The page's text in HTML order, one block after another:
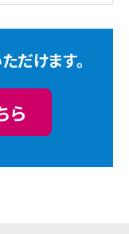
だけます。
ら